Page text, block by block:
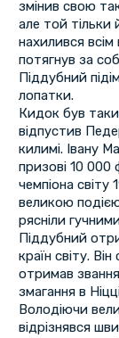
змінив свою
але той тільки
нахилився
потягнув за
Піддубний
лопатки.
Кидок був
відпустив
килимі. Івану
призові 10 000
чемпіона
великою
рясніли
Піддубний
країн світу.
отримав звання
змагання в
Володіючи
відрізнявся